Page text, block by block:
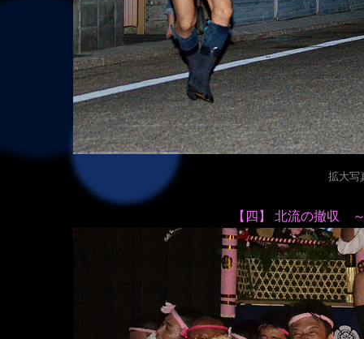
拡大写
【四】 北流の撤収